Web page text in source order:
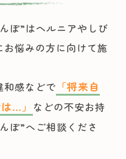
ぽ”はヘルニアやしび
悩みの方に向けて施
和感などで 「将来自
…」 などの不安お持
ぽ”へご相談くださ